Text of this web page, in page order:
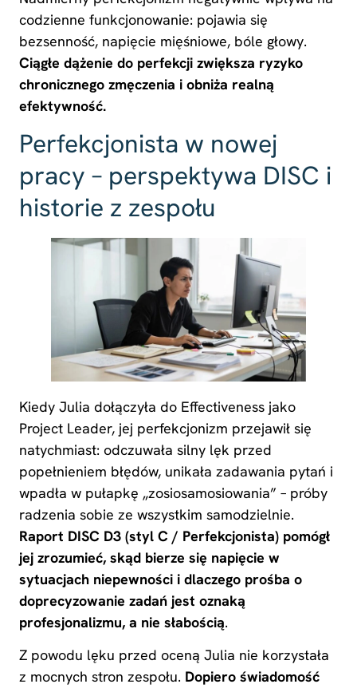
codzienne funkcjonowanie: pojawia się
bezsenność, napięcie mięśniowe, bóle głowy.
Ciągłe dążenie do perfekcji zwiększa ryzyko
chronicznego zmęczenia i obniża realną
efektywność.
Perfekcjonista w nowej
pracy – perspektywa DISC i
historie z zespołu
Kiedy Julia dołączyła do Effectiveness jako
Project Leader, jej perfekcjonizm przejawił się
natychmiast: odczuwała silny lęk przed
popełnieniem błędów, unikała zadawania pytań i
wpadła w pułapkę „zosiosamosiowania” – próby
radzenia sobie ze wszystkim samodzielnie.
Raport DISC D3 (styl C / Perfekcjonista) pomógł
jej zrozumieć, skąd bierze się napięcie w
sytuacjach niepewności i dlaczego prośba o
doprecyzowanie zadań jest oznaką
profesjonalizmu, a nie słabością.
Z powodu lęku przed oceną Julia nie korzystała
z mocnych stron zespołu. Dopiero świadomość